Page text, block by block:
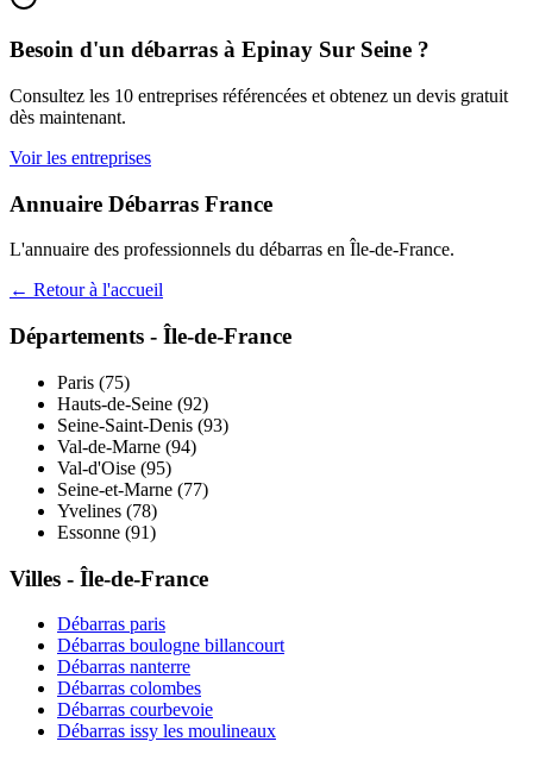
Besoin d'un débarras à Epinay Sur Seine ?
Consultez les 10 entreprises référencées et obtenez un devis gratuit
dès maintenant.
Voir les entreprises
Annuaire Débarras France
L'annuaire des professionnels du débarras en Île-de-France.
← Retour à l'accueil
Départements - Île-de-France
Paris (75)
Hauts-de-Seine (92)
Seine-Saint-Denis (93)
Val-de-Marne (94)
Val-d'Oise (95)
Seine-et-Marne (77)
Yvelines (78)
Essonne (91)
Villes - Île-de-France
Débarras paris
Débarras boulogne billancourt
Débarras nanterre
Débarras colombes
Débarras courbevoie
Débarras issy les moulineaux